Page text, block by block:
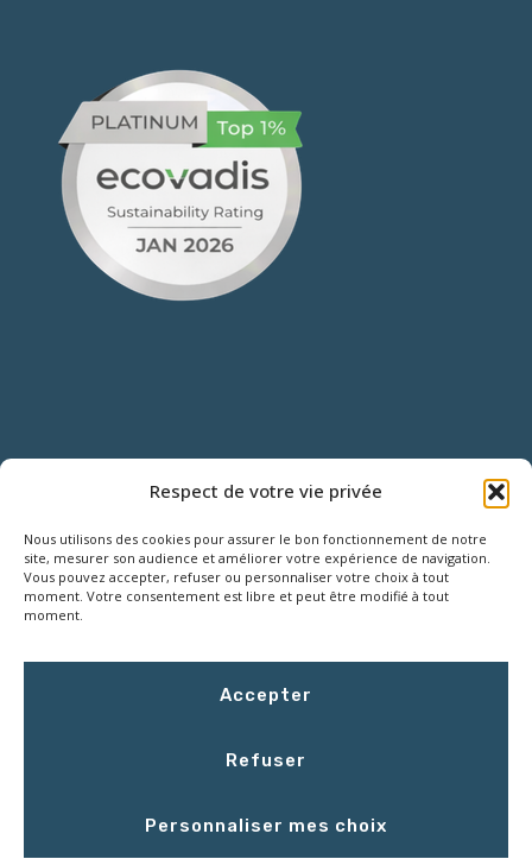
Respect de votre vie privée
Nous utilisons des cookies pour assurer le bon fonctionnement de notre
site, mesurer son audience et améliorer votre expérience de navigation.
Vous pouvez accepter, refuser ou personnaliser votre choix à tout
moment. Votre consentement est libre et peut être modifié à tout
moment.
Accepter
Refuser
Personnaliser mes choix
18 Rue Roger SALENGRO,
Z.I. des Grouëts, 41100 SAINT-OUEN
Le vendredi : 8h00 - 16h30